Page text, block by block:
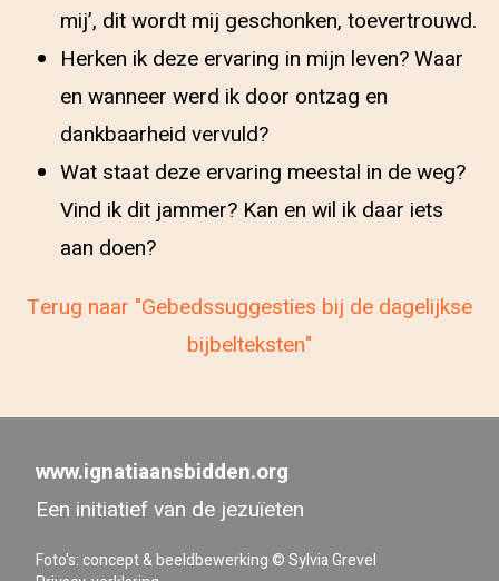
mij’, dit wordt mij geschonken, toevertrouwd.
Herken ik deze ervaring in mijn leven? Waar
en wanneer werd ik door ontzag en
dankbaarheid vervuld?
Wat staat deze ervaring meestal in de weg?
Vind ik dit jammer? Kan en wil ik daar iets
aan doen?
Terug naar "Gebedssuggesties bij de dagelijkse
bijbelteksten"
www.ignatiaansbidden.org
Een initiatief van de jezuïeten
Foto's: concept & beeldbewerking © Sylvia Grevel